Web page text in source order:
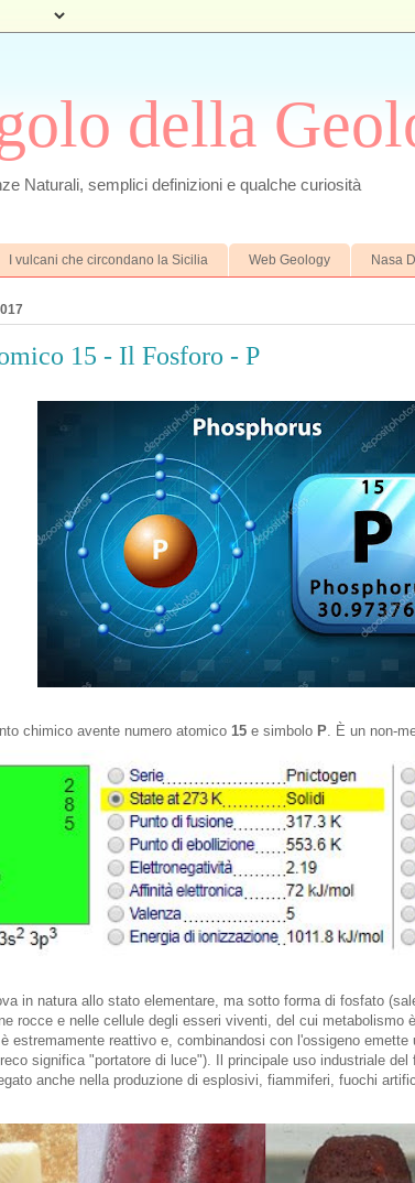
della
Naturali, semplici definizioni e qualche curiosità
I vulcani che circondano la Sicilia Web Geology Nasa
15 - Il Fosforo - P
chimico avente numero atomico 15 e simbolo P. È un non-
in natura allo stato elementare, ma sotto forma di fosfato
rocce e nelle cellule degli esseri viventi, del cui metabolismo
estremamente reattivo e, combinandosi con l'ossigeno emette
significa "portatore di luce"). Il principale uso industriale del
anche nella produzione di esplosivi, fiammiferi, fuochi